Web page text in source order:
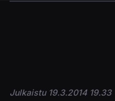
Julkaistu 19.3.2014 19.33